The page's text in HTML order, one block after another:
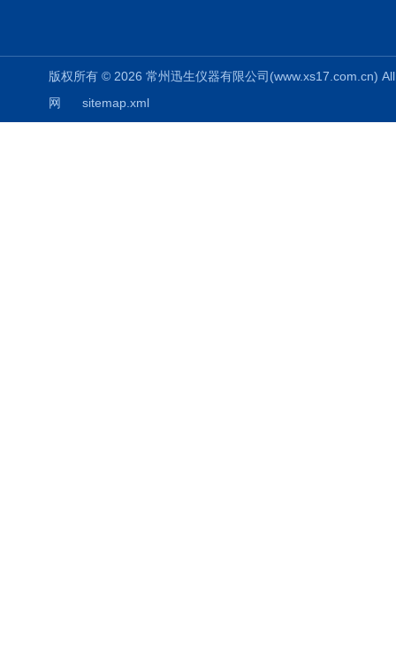
版权所有 © 2026 常州迅生仪器有限公司
网
sitemap.xml